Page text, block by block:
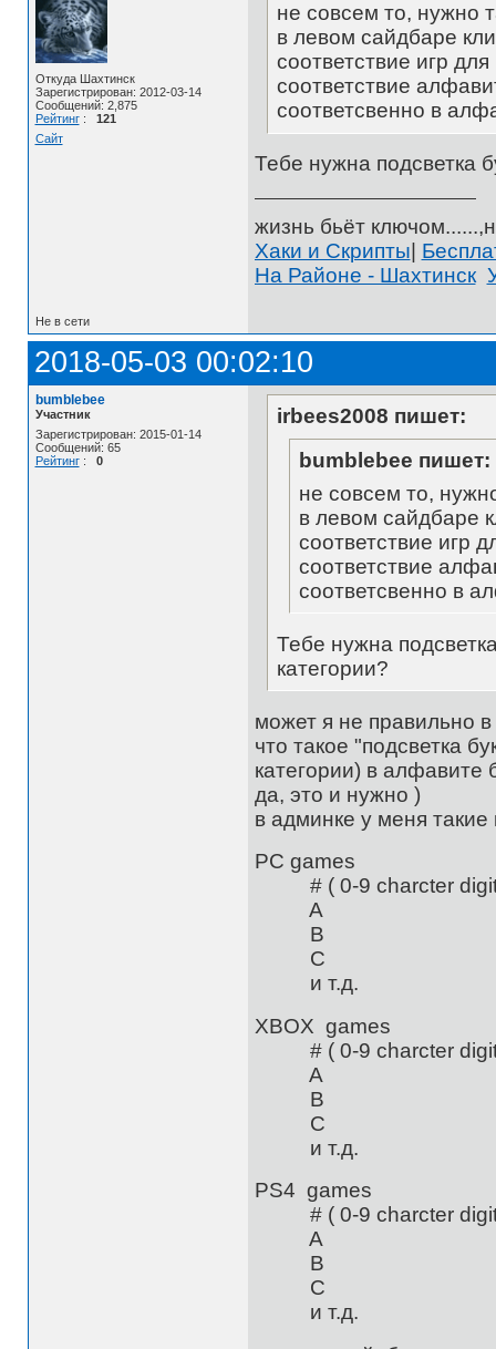
Откуда Шахтинск
Зарегистрирован: 2012-03-14
Сообщений: 2,875
Рейтинг: 121
Сайт
не совсем то, нужно
в левом сайдбаре
соответствие игр
соответствие
соответсвенно в
Тебе нужна подсветка
жизнь бьёт
Хаки и Скрипты|
На Районе - Шахтинск
Не в сети
2018-05-03 00:02:10
bumblebee
Участник
Зарегистрирован: 2015-01-14
Сообщений: 65
Рейтинг: 0
irbees2008 пишет:
bumblebee пишет:
не совсем то,
в левом сайдбаре
соответствие игр
соответствие
соответсвенно в
Тебе нужна
категории?
может я не правильно
что такое "подсветка
категории) в алфавите
да, это и нужно )
в админке у меня такие
PC games
# ( 0-9 charcter
A
B
C
и т.д.
XBOX games
# ( 0-9 charcter
A
B
C
и т.д.
PS4 games
# ( 0-9 charcter
A
B
C
и т.д.